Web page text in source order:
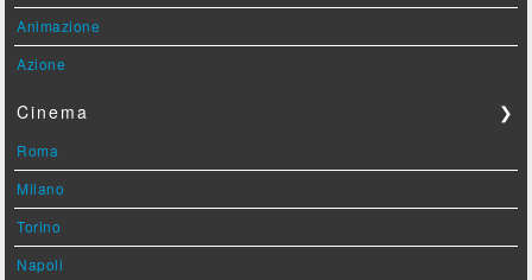
Animazione
Azione
Cinema ❯
Roma
Milano
Torino
Napoli